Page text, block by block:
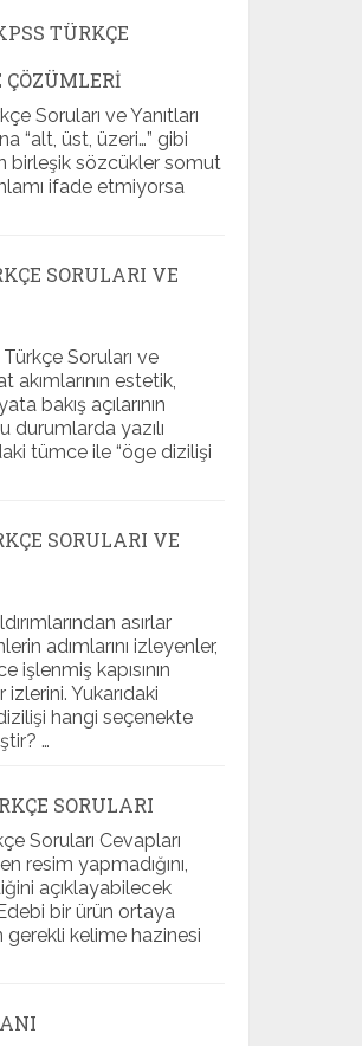
TÜRKÇE
Soruları ve Yanıtları
“alt, üst, üzeri…” gibi
birleşik sözcükler somut
ifade etmiyorsa
SORULARI VE
Soruları ve
akımlarının estetik,
bakış açılarının
durumlarda yazılı
tümce ile “öge dizilişi
SORULARI VE
asırlar
adımlarını izleyenler,
işlenmiş kapısının
Yukarıdaki
hangi seçenekte
…
SORULARI
Soruları Cevapları
resim yapmadığını,
açıklayabilecek
bir ürün ortaya
kelime hazinesi